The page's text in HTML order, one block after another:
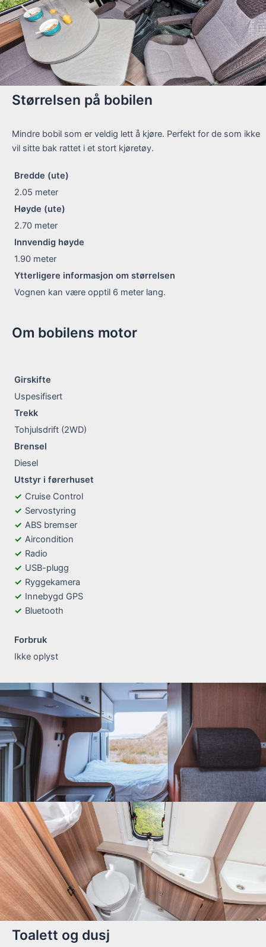
Størrelsen på bobilen
Mindre bobil som er veldig lett å kjøre. Perfekt for de som ikke
vil sitte bak rattet i et stort kjøretøy.
Bredde (ute)
2.05 meter
Høyde (ute)
2.70 meter
Innvendig høyde
1.90 meter
Ytterligere informasjon om størrelsen
Vognen kan være opptil 6 meter lang.
Om bobilens motor
Girskifte
Uspesifisert
Trekk
Tohjulsdrift (2WD)
Brensel
Diesel
Utstyr i førerhuset
Cruise Control
Servostyring
ABS bremser
Aircondition
Radio
USB-plugg
Ryggekamera
Innebygd GPS
Bluetooth
Forbruk
Ikke oplyst
Toalett og dusj